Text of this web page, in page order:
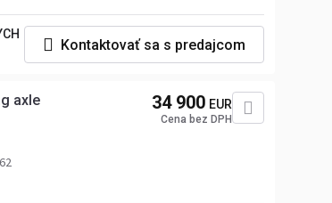
Kontaktovať sa s predajcom
axle 34 900 EUR
Cena bez DPH